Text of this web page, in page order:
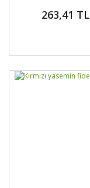
jasminoides
263,41 TL